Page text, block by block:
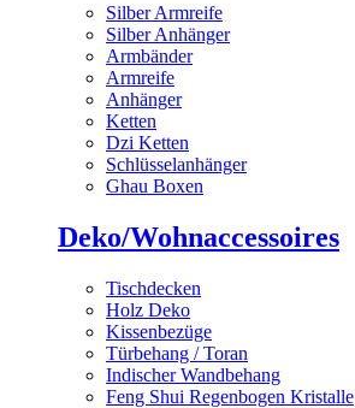
Silber Armreife
Silber Anhänger
Armbänder
Armreife
Anhänger
Ketten
Dzi Ketten
Schlüsselanhänger
Ghau Boxen
Deko/Wohnaccessoires
Tischdecken
Holz Deko
Kissenbezüge
Türbehang / Toran
Indischer Wandbehang
Feng Shui Regenbogen Kristalle